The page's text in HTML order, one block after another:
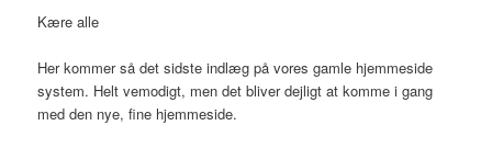
Kære alle
Her kommer så det sidste indlæg på vores gamle hjemmeside
system. Helt vemodigt, men det bliver dejligt at komme i gang
med den nye, fine hjemmeside.